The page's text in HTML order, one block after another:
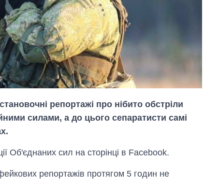
репортажі про нібито обстріли
силами, а до цього сепаратисти самі
Об'єднаних сил на сторінці в Facebook.
репортажів протягом 5 годин не